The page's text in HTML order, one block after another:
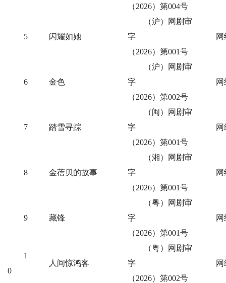
（2026）第004号
5 闪耀如她
（沪）网剧审
字
（2026）第001号
6 金色
（沪）网剧审
字
（2026）第002号
7 踏雪寻踪
（闽）网剧审
字
（2026）第001号
8 金蓓贝的故事
（湘）网剧审
字
（2026）第001号
9 藏锋
（粤）网剧审
字
（2026）第001号
1
0
人间惊鸿客
（粤）网剧审
字
（2026）第002号